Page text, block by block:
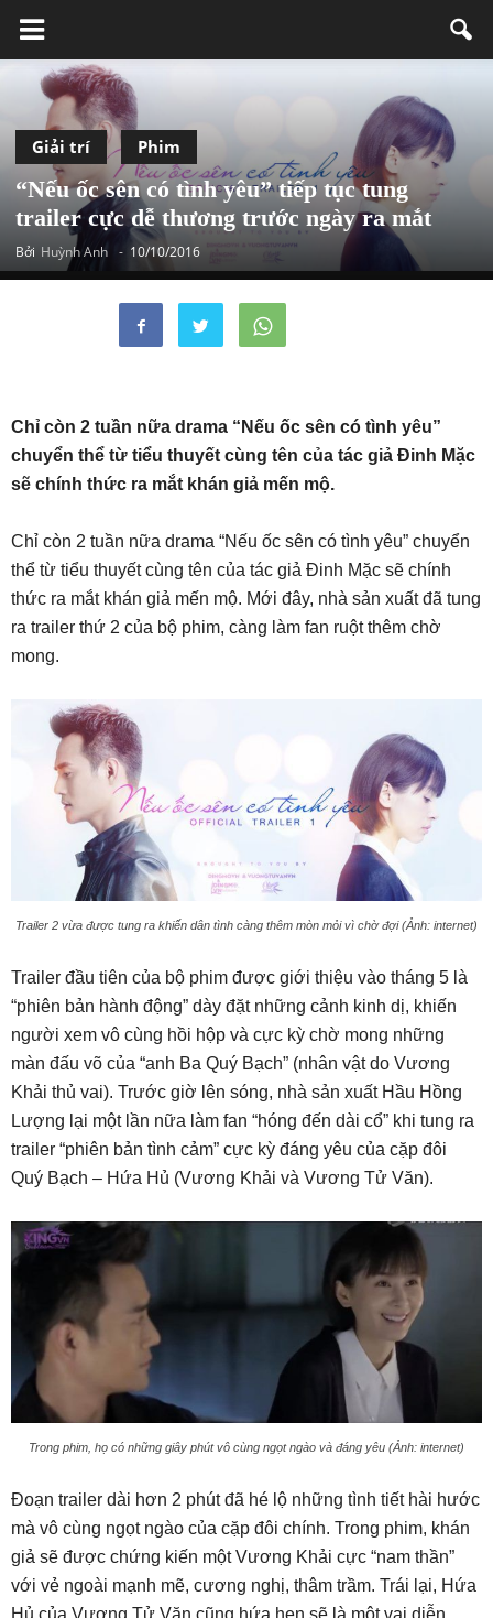
Giải trí Phim
“Nếu ốc sên có tình yêu” tiếp tục tung
trailer cực dễ thương trước ngày ra mắt
Bởi Huỳnh Anh - 10/10/2016
Chỉ còn 2 tuần nữa drama “Nếu ốc sên có tình yêu”
chuyển thể từ tiểu thuyết cùng tên của tác giả Đinh Mặc
sẽ chính thức ra mắt khán giả mến mộ.
Chỉ còn 2 tuần nữa drama “Nếu ốc sên có tình yêu” chuyển
thể từ tiểu thuyết cùng tên của tác giả Đinh Mặc sẽ chính
thức ra mắt khán giả mến mộ. Mới đây, nhà sản xuất đã tung
ra trailer thứ 2 của bộ phim, càng làm fan ruột thêm chờ
mong.
Trailer 2 vừa được tung ra khiến dân tình càng thêm mòn mỏi vì chờ đợi (Ảnh: internet)
Trailer đầu tiên của bộ phim được giới thiệu vào tháng 5 là
“phiên bản hành động” dày đặt những cảnh kinh dị, khiến
người xem vô cùng hồi hộp và cực kỳ chờ mong những
màn đấu võ của “anh Ba Quý Bạch” (nhân vật do Vương
Khải thủ vai). Trước giờ lên sóng, nhà sản xuất Hầu Hồng
Lượng lại một lần nữa làm fan “hóng đến dài cổ” khi tung ra
trailer “phiên bản tình cảm” cực kỳ đáng yêu của cặp đôi
Quý Bạch – Hứa Hủ (Vương Khải và Vương Tử Văn).
Trong phim, họ có những giây phút vô cùng ngọt ngào và đáng yêu (Ảnh: internet)
Đoạn trailer dài hơn 2 phút đã hé lộ những tình tiết hài hước
mà vô cùng ngọt ngào của cặp đôi chính. Trong phim, khán
giả sẽ được chứng kiến một Vương Khải cực “nam thần”
với vẻ ngoài mạnh mẽ, cương nghị, thâm trầm. Trái lại, Hứa